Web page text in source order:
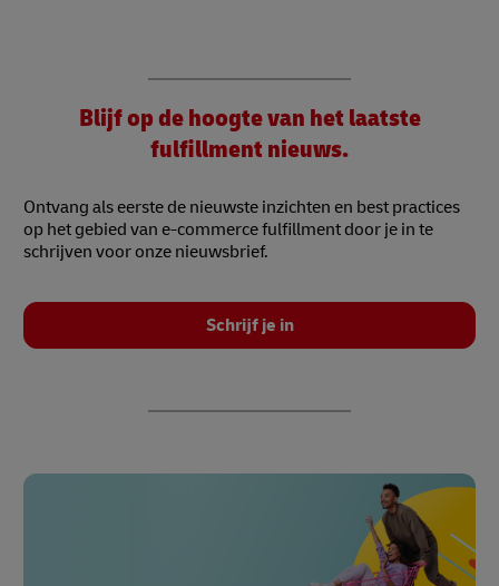
Blijf op de hoogte van het laatste
fulfillment nieuws.
Ontvang als eerste de nieuwste inzichten en best practices
op het gebied van e-commerce fulfillment door je in te
schrijven voor onze nieuwsbrief.
Schrijf je in